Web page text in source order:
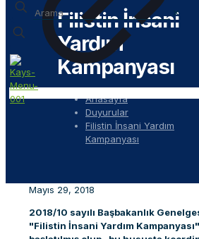
✕
Filistin İnsani
Yardım
Kampanyası
Anasayfa
Duyurular
Filistin İnsani Yardım
Kampanyası
Mayıs 29, 2018
2018/10 sayılı Başbakanlık
"Filistin İnsani Yardım Kampanyası"